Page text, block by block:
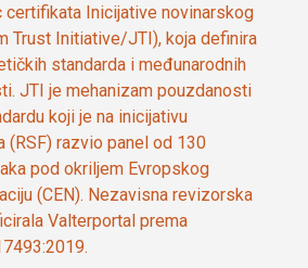
certifikata Inicijative novinarskog
Trust Initiative/JTI), koja definira
standarda i međunarodnih
JTI je mehanizam pouzdanosti
koji je na inicijativu
(RSF) razvio panel od 130
pod okriljem Evropskog
(CEN). Nezavisna revizorska
Valterportal prema